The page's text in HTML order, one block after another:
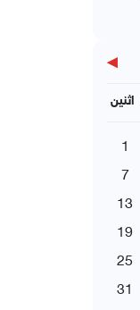
▶
اثنين
1
7
13
19
25
31